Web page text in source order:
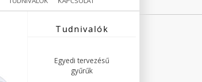
Tudnivalók
Egyedi tervezésű
gyűrűk